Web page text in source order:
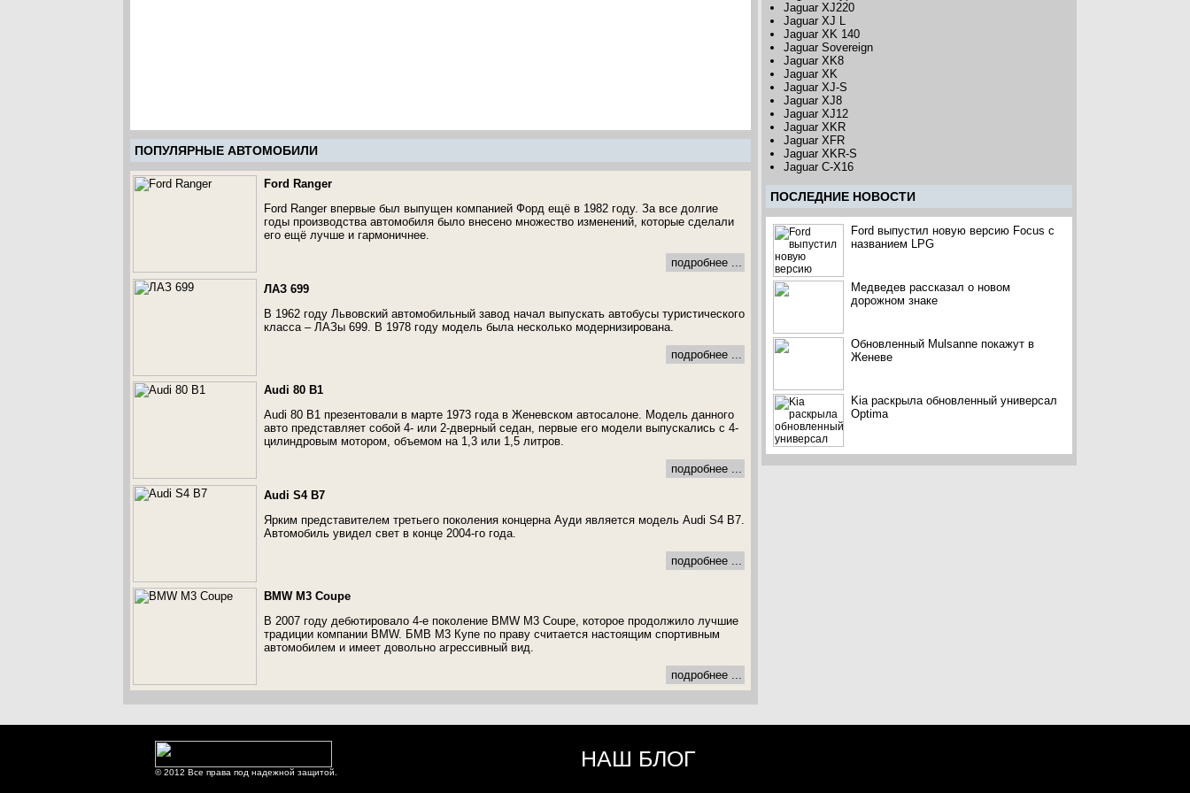
ПОПУЛЯРНЫЕ АВТОМОБИЛИ
Ford Ranger
Ford Ranger впервые был выпущен компанией Форд ещё в 1982 году. За все долгие
годы производства автомобиля было внесено множество изменений, которые сделали
его ещё лучше и гармоничнее.
подробнее ...
ЛАЗ 699
В 1962 году Львовский автомобильный завод начал выпускать автобусы туристического
класса – ЛАЗы 699. В 1978 году модель была несколько модернизирована.
подробнее ...
Audi 80 B1
Audi 80 B1 презентовали в марте 1973 года в Женевском автосалоне. Модель данного
авто представляет собой 4- или 2-дверный седан, первые его модели выпускались с 4-
цилиндровым мотором, объемом на 1,3 или 1,5 литров.
подробнее ...
Audi S4 B7
Ярким представителем третьего поколения концерна Ауди является модель Audi S4 B7.
Автомобиль увидел свет в конце 2004-го года.
подробнее ...
BMW M3 Coupe
В 2007 году дебютировало 4-е поколение BMW M3 Coupe, которое продолжило лучшие
традиции компании BMW. БМВ M3 Купе по праву считается настоящим спортивным
автомобилем и имеет довольно агрессивный вид.
подробнее ...
Jaguar XJ220
Jaguar XJ L
Jaguar XK 140
Jaguar Sovereign
Jaguar XK8
Jaguar XK
Jaguar XJ-S
Jaguar XJ8
Jaguar XJ12
Jaguar XKR
Jaguar XFR
Jaguar XKR-S
Jaguar C-X16
ПОCЛЕДНИЕ НОВОСТИ
Ford выпустил новую версию Focus с
названием LPG
Медведев рассказал о новом
дорожном знаке
Обновленный Mulsanne покажут в
Женеве
Kia раскрыла обновленный универсал
Optima
© 2012 Все права под надежной защитой.
НАШ БЛОГ